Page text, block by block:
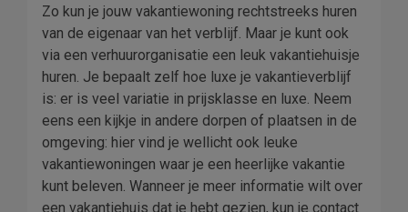
Zo kun je jouw vakantiewoning rechtstreeks huren
van de eigenaar van het verblijf. Maar je kunt ook
via een verhuurorganisatie een leuk vakantiehuisje
huren. Je bepaalt zelf hoe luxe je vakantieverblijf
is: er is veel variatie in prijsklasse en luxe. Neem
eens een kijkje in andere dorpen of plaatsen in de
omgeving: hier vind je wellicht ook leuke
vakantiewoningen waar je een heerlijke vakantie
kunt beleven. Wanneer je meer informatie wilt over
een vakantiehuis dat je hebt gezien, kun je contact